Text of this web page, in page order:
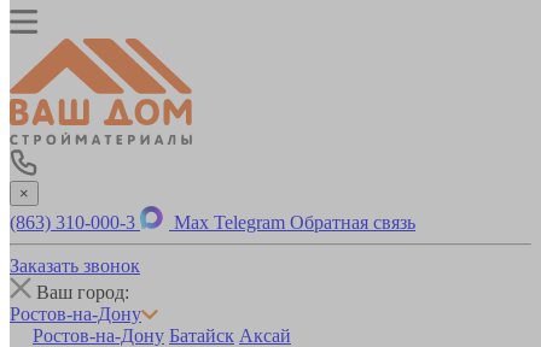
×
(863) 310-000-3 Max Telegram Обратная связь
Заказать звонок
Ваш город:
Ростов-на-Дону
Ростов-на-Дону Батайск Аксай